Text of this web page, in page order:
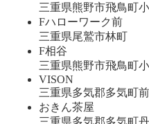
三重県熊野市飛鳥町
Fハローワーク前
三重県尾鷲市林町
F相谷
三重県熊野市飛鳥町
VISON
三重県多気郡多気町
おきん茶屋
三重県多気郡多気町